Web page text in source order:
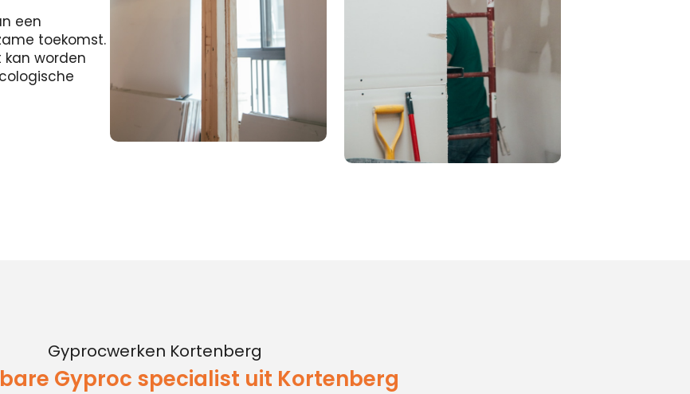
een
toekomst.
worden
Gyprocwerken Kortenberg
Gyproc specialist uit Kortenberg